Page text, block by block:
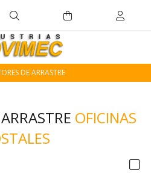
DE ARRASTRE
OFICINAS